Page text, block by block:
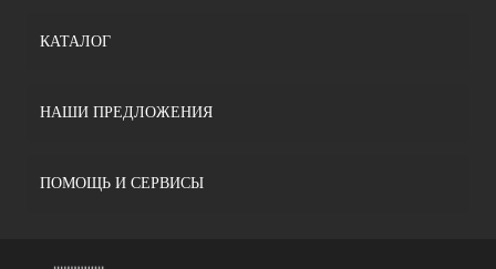
КАТАЛОГ
НАШИ ПРЕДЛОЖЕНИЯ
ПОМОЩЬ И СЕРВИСЫ